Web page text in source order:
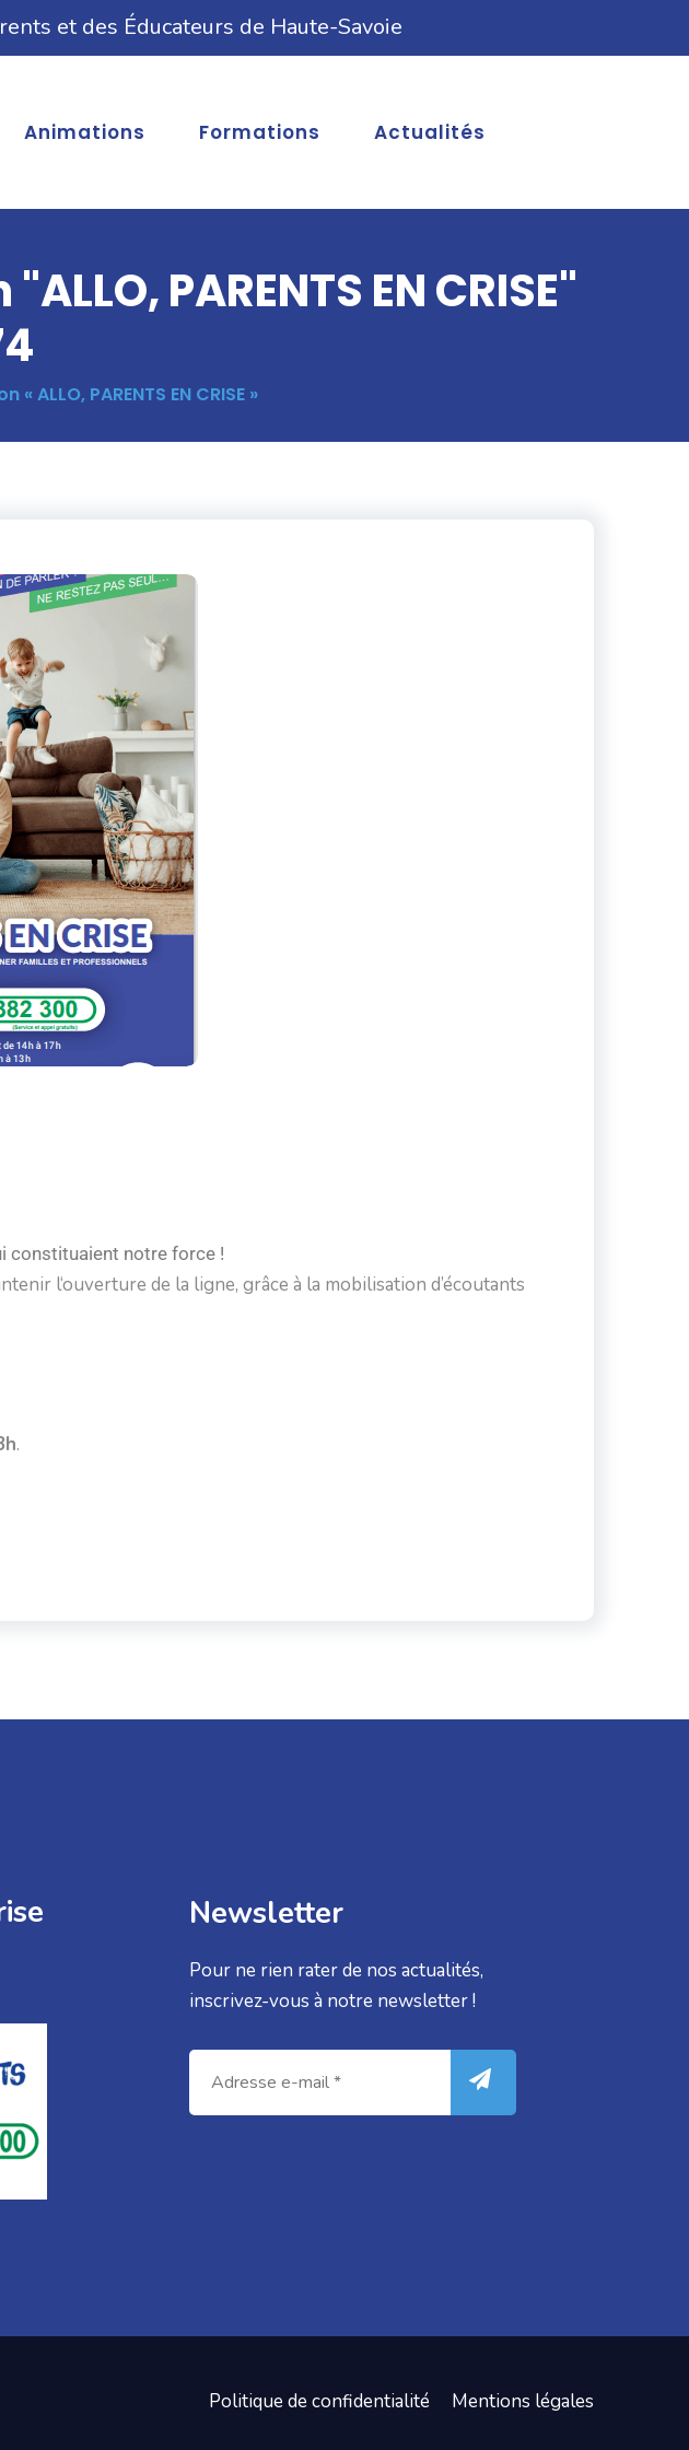
et des Éducateurs de Haute-Savoie
Animations Formations Actualités
PARENTS EN CRISE"
ALLO, PARENTS EN CRISE »
constituaient notre force !
l‘ouverture de la ligne, grâce à la mobilisation d’écoutants
.
Newsletter
Pour ne rien rater de nos actualités,
inscrivez-vous à notre newsletter !
Politique de confidentialité Mentions légales